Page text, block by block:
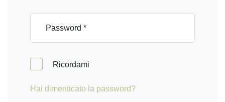
Ricordami
Hai dimenticato la password?